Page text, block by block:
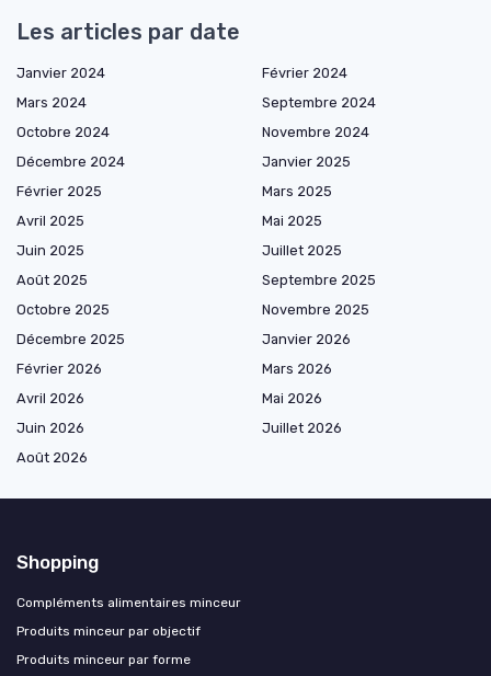
Les articles par date
Janvier 2024
Février 2024
Mars 2024
Septembre 2024
Octobre 2024
Novembre 2024
Décembre 2024
Janvier 2025
Février 2025
Mars 2025
Avril 2025
Mai 2025
Juin 2025
Juillet 2025
Août 2025
Septembre 2025
Octobre 2025
Novembre 2025
Décembre 2025
Janvier 2026
Février 2026
Mars 2026
Avril 2026
Mai 2026
Juin 2026
Juillet 2026
Août 2026
Shopping
Compléments alimentaires minceur
Produits minceur par objectif
Produits minceur par forme